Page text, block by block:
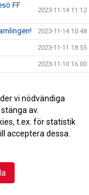
FF
2023-11-14 11:12
2023-11-14 10:48
2023-11-11 18:55
2023-11-10 16:00
2023-11-08 19:00
2023-11-08 11:00
2023-11-07 19:00
vi nödvändiga
av.
t.ex. för statistik
acceptera dessa.